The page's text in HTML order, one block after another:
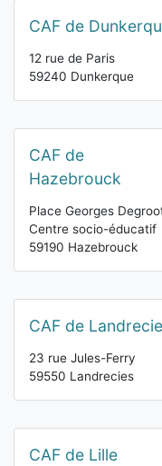
CAF de
12 rue de Paris
59240 Dunkerque
CAF de
Hazebrouck
Place Georges
Centre socio-éducatif
59190 Hazebrouck
CAF de
23 rue Jules-Ferry
59550 Landrecies
CAF de Lille